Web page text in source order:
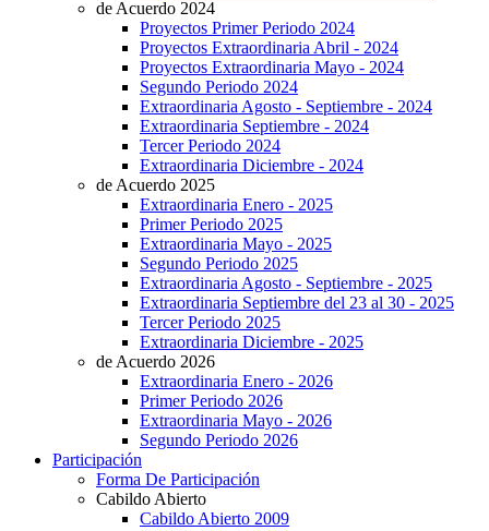
de Acuerdo 2024
Proyectos Primer Periodo 2024
Proyectos Extraordinaria Abril - 2024
Proyectos Extraordinaria Mayo - 2024
Segundo Periodo 2024
Extraordinaria Agosto - Septiembre - 2024
Extraordinaria Septiembre - 2024
Tercer Periodo 2024
Extraordinaria Diciembre - 2024
de Acuerdo 2025
Extraordinaria Enero - 2025
Primer Periodo 2025
Extraordinaria Mayo - 2025
Segundo Periodo 2025
Extraordinaria Agosto - Septiembre - 2025
Extraordinaria Septiembre del 23 al 30 - 2025
Tercer Periodo 2025
Extraordinaria Diciembre - 2025
de Acuerdo 2026
Extraordinaria Enero - 2026
Primer Periodo 2026
Extraordinaria Mayo - 2026
Segundo Periodo 2026
Participación
Forma De Participación
Cabildo Abierto
Cabildo Abierto 2009